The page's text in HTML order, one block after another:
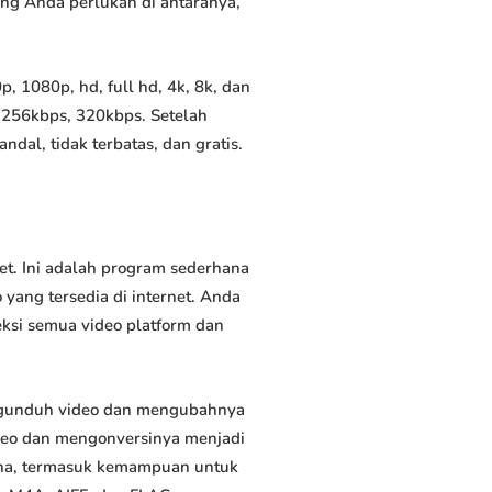
1080p, hd, full hd, 4k, 8k, dan
320kbps. Setelah
tidak terbatas, dan gratis.
Ini adalah program sederhana
tersedia di internet. Anda
semua video platform dan
video dan mengubahnya
dan mengonversinya menjadi
termasuk kemampuan untuk